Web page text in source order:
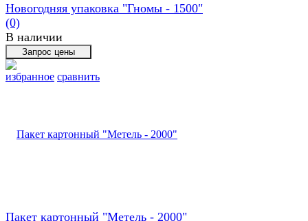
избранное сравнить
Новогодняя упаковка "Гномы - 1500"
(0)
В наличии
Пакет картонный "Метель - 2000"